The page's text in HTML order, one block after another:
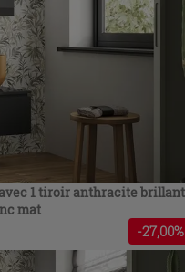
1 tiroir anthracite brillant
mat
-27,00%